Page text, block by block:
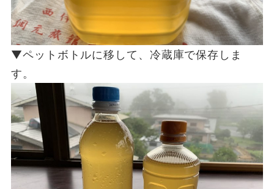
▼ペットボトルに移して、冷蔵庫で保存しま
す。